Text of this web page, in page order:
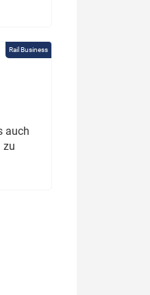
Rail Business
auch
zu